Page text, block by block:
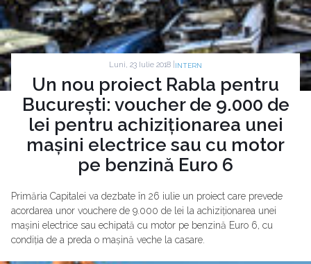
Luni, 23 Iulie 2018 | INTERN
Un nou proiect Rabla pentru
București: voucher de 9.000 de
lei pentru achiziționarea unei
mașini electrice sau cu motor
pe benzină Euro 6
Primăria Capitalei va dezbate în 26 iulie un proiect care prevede
acordarea unor vouchere de 9.000 de lei la achiziționarea unei
mașini electrice sau echipată cu motor pe benzină Euro 6, cu
condiția de a preda o mașină veche la casare.